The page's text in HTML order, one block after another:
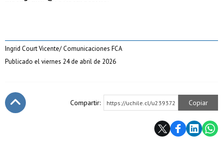
Ingrid Court Vicente/ Comunicaciones FCA
Publicado el viernes 24 de abril de 2026
Compartir: https://uchile.cl/u239372 Copiar